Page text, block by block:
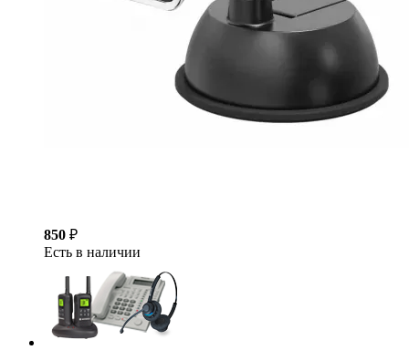
850 ₽
Есть в наличии